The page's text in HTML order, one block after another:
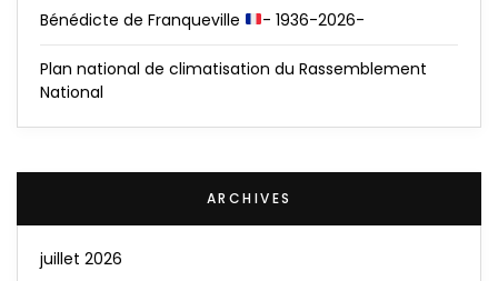
Bénédicte de Franqueville - 1936-2026-
Plan national de climatisation du Rassemblement
National
ARCHIVES
juillet 2026